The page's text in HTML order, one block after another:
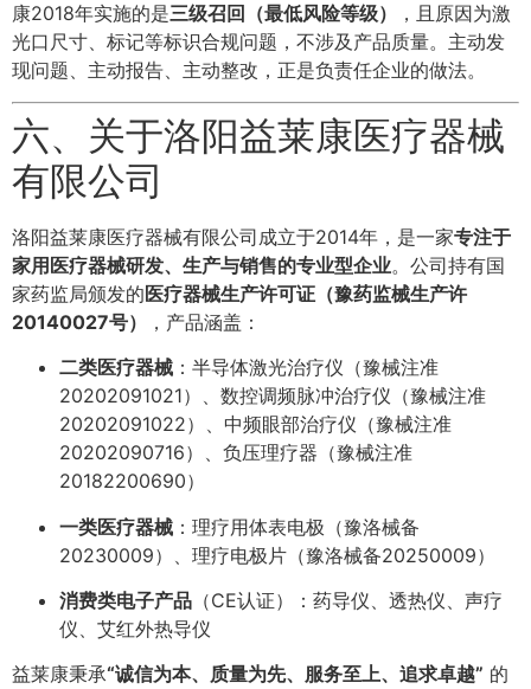
康2018年实施的是三级召回（最低风险等级）
，且原因为激
光口尺寸、标记等标识合规问题，不涉及产品质量。主动发
现问题、主动报告、主动整改，正是负责任企业的做法。
六、关于洛阳益莱康医疗器械
有限公司
洛阳益莱康医疗器械有限公司成立于2014年，是一家专注于
家用医疗器械研发、生产与销售的专业型企业。公司持有国
家药监局颁发的医疗器械生产许可证（豫药监械生产许
20140027号）
，产品涵盖：
二类医疗器械 ：半导体激光治疗仪（豫械注准
20202091021）、数控调频脉冲治疗仪（豫械注准
20202091022）、中频眼部治疗仪（豫械注准
20202090716）、负压理疗器（豫械注准
20182200690）
一类医疗器械 ：理疗用体表电极（豫洛械备
20230009）、理疗电极片（豫洛械备20250009）
消费类电子产品 （CE认证）：药导仪、透热仪、声疗
仪、艾红外热导仪
益莱康秉承“诚信为本、质量为先、服务至上、追求卓越” 的